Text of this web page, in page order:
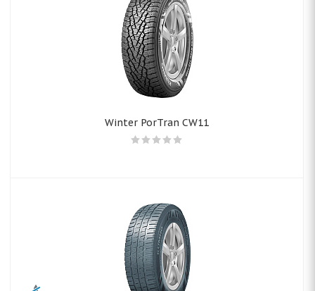
Winter PorTran CW11